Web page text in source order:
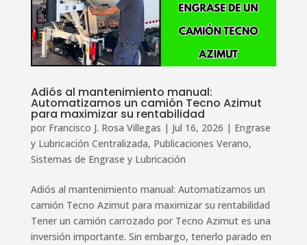
Adiós al mantenimiento manual:
Automatizamos un camión Tecno Azimut
para maximizar su rentabilidad
por Francisco J. Rosa Villegas | Jul 16, 2026 | Engrase
y Lubricación Centralizada, Publicaciones Verano,
Sistemas de Engrase y Lubricación
Adiós al mantenimiento manual: Automatizamos un
camión Tecno Azimut para maximizar su rentabilidad
Tener un camión carrozado por Tecno Azimut es una
inversión importante. Sin embargo, tenerlo parado en